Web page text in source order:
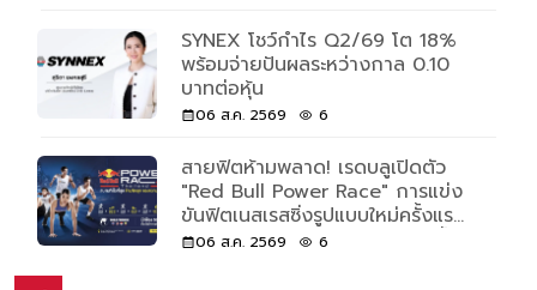
SYNEX โชว์กำไร Q2/69 โต 18%
พร้อมจ่ายปันผลระหว่างกาล 0.10
บาทต่อหุ้น
06 ส.ค. 2569 6
สายฟิตห้ามพลาด! เรดบลูเปิดตัว
"Red Bull Power Race" การแข่ง
ขันฟิตเนสเรสซิ่งรูปแบบใหม่ครั้งแรก
ของโลก เปิดรับแค่ 500 คนเท่านั้น
06 ส.ค. 2569 6